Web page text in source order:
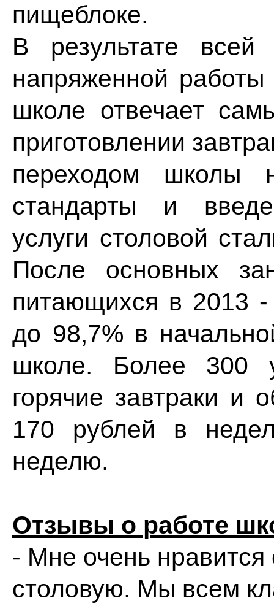
пищеблоке.
В результате
напряженной
школе отвечает
приготовлении
переходом школы
стандарты и
услуги столовой
После основных
питающихся в 2013 -
до 98,7% в
школе. Более 300
горячие завтраки и
170 рублей в
неделю.
Отзывы о работе
- Мне очень
столовую. Мы всем